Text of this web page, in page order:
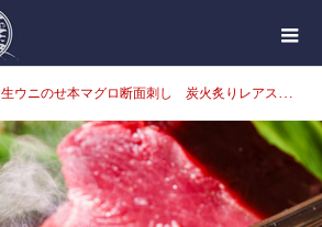
生ウニのせ本マグロ断面刺し 炭火炙りレアステーキ